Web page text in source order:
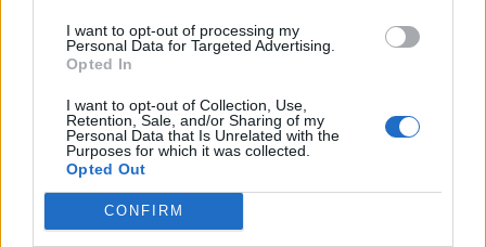
I want to opt-out of processing my
Personal Data for Targeted Advertising.
Opted In
I want to opt-out of Collection, Use,
Retention, Sale, and/or Sharing of my
Personal Data that Is Unrelated with the
Purposes for which it was collected.
Opted Out
CONFIRM
Autot
Digi
Some
YouTube
Twitter